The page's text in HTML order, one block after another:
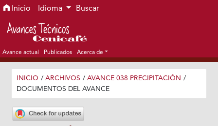
Ir al menú de navegación principal
Ir al contenido principal
Ir al pie de página del sitio
Inicio Idioma Buscar
Avance actual Publicados Acerca de
INICIO / ARCHIVOS / AVANCE 038 PRECIPITACIÓN /
DOCUMENTOS DEL AVANCE